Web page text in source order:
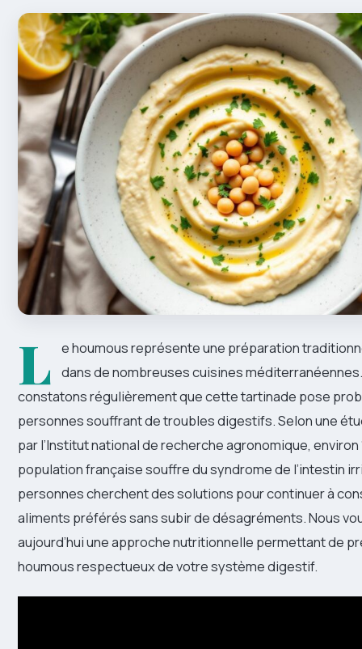
L e houmous représente une préparation
dans de nombreuses cuisines
constatons régulièrement que cette tartinade pose
personnes souffrant de troubles digestifs. Selon une
par l’Institut national de recherche agronomique, environ
population française souffre du syndrome de l’intestin
personnes cherchent des solutions pour continuer à
aliments préférés sans subir de désagréments. Nous
aujourd’hui une approche nutritionnelle permettant de
houmous respectueux de votre système digestif.